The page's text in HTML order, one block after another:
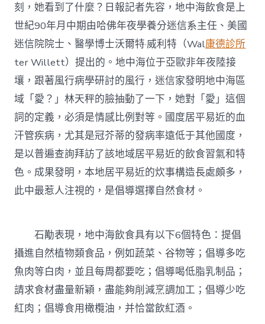
刻，她看到了什麼？日報記者先容，地中海飲食是上
世紀90年月中期由哈佛年夜學養分迷信系主任、美國
迷信院院士、醫學博士沃爾特·威利特（Wal康德診所
ter Willett）提出的。地中海位于亞歐非年夜陸接
壤，跟著風行病學研討的風行，迷信家發明地中海區
域「愛？」林天秤的臉抽動了一下，她對「愛」這個
詞的定義，必須是情感比例對等。國度居平易近的血
汗管疾病，尤其是冠芥蒂的發病率遠低于其他國度，
是以普遍查詢拜訪了該地域居平易近的飲食習氣和特
色。成果發明，本地居平易近的炊事構造長處頗多，
此中最惹人注視的，是倡導選擇自然食材。
石勱表現，地中海飲食具有以下6個特色：提倡
攝進自然植物類食品，例如蔬菜、谷物等；倡導多吃
魚肉等白肉，並且每周都要吃；倡導喝低脂乳制品；
請求食材盡量新穎，盡能夠削減烹調加工；倡導少吃
紅肉；倡導食用橄欖油，并恰當飲紅酒。